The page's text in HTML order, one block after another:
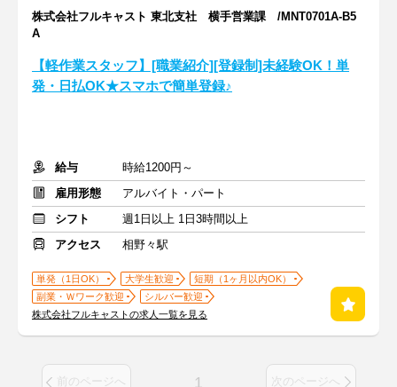
株式会社フルキャスト 東北支社 横手営業課 /MNT0701A-B5
A
【軽作業スタッフ】[職業紹介][登録制]未経験OK！単
発・日払OK★スマホで簡単登録♪
給与
時給1200円～
雇用形態
アルバイト・パート
シフト
週1日以上 1日3時間以上
アクセス
相野々駅
単発（1日OK） 大学生歓迎
短期（1ヶ月以内OK）
副業・Ｗワーク歓迎
シルバー歓迎
株式会社フルキャストの求人一覧を見る
前のページへ 1 次のページへ